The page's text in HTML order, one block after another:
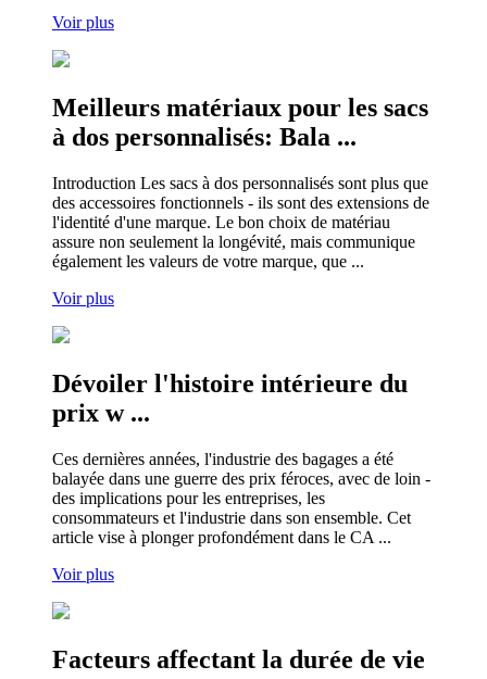
Voir plus
Meilleurs matériaux pour les sacs
à dos personnalisés: Bala ...
Introduction Les sacs à dos personnalisés sont plus que
des accessoires fonctionnels - ils sont des extensions de
l'identité d'une marque. Le bon choix de matériau
assure non seulement la longévité, mais communique
également les valeurs de votre marque, que ...
Voir plus
Dévoiler l'histoire intérieure du
prix w ...
Ces dernières années, l'industrie des bagages a été
balayée dans une guerre des prix féroces, avec de loin -
des implications pour les entreprises, les
consommateurs et l'industrie dans son ensemble. Cet
article vise à plonger profondément dans le CA ...
Voir plus
Facteurs affectant la durée de vie